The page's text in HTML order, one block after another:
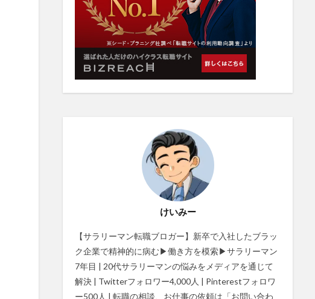
けいみー
【サラリーマン転職ブロガー】新卒で入社したブラッ
ク企業で精神的に病む▶働き方を模索▶サラリーマン
7年目 | 20代サラリーマンの悩みをメディアを通じて
解決 | Twitterフォロワー4,000人 | Pinterestフォロワ
ー500人 | 転職の相談、お仕事の依頼は「お問い合わ